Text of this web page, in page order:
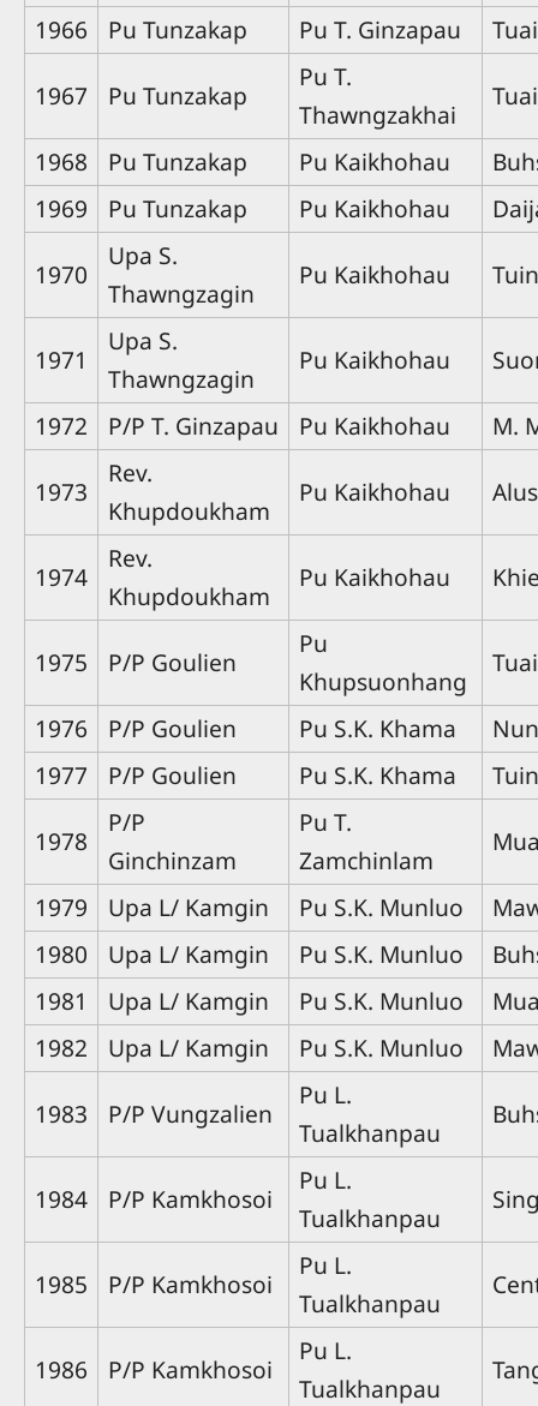
1966
Pu Tunzakap Pu T. Ginzapau
1967 Pu Tunzakap
Pu T.
Thawngzakhai
1968 Pu Tunzakap Pu Kaikhohau
1969
Pu Tunzakap Pu Kaikhohau
1970
Upa S.
Thawngzagin
Pu Kaikhohau
1971
Upa S.
Thawngzagin
Pu Kaikhohau
1972 P/P T. Ginzapau Pu Kaikhohau M.
1973
Rev.
Khupdoukham
Pu Kaikhohau
1974
Rev.
Khupdoukham
Pu Kaikhohau
1975 P/P Goulien
Pu
Khupsuonhang
1976 P/P Goulien Pu S.K. Khama
1977
P/P Goulien Pu S.K. Khama
1978
P/P
Ginchinzam
Pu T.
Zamchinlam
1979 Upa L/ Kamgin Pu S.K. Munluo
1980
Upa L/ Kamgin Pu S.K. Munluo
1981
Upa L/ Kamgin Pu S.K. Munluo
1982
Upa L/ Kamgin Pu S.K. Munluo
1983 P/P Vungzalien
Pu L.
Tualkhanpau
1984 P/P Kamkhosoi
Pu L.
Tualkhanpau
1985 P/P Kamkhosoi
Pu L.
Tualkhanpau
1986 P/P Kamkhosoi
Pu L.
Tualkhanpau